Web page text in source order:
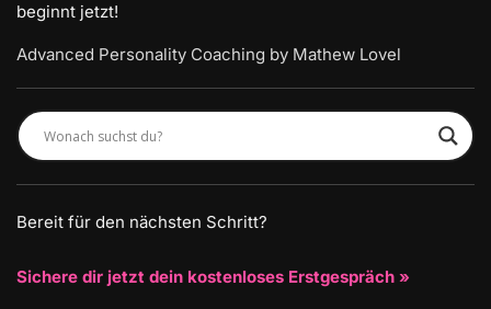
beginnt jetzt!
Advanced Personality Coaching by Mathew Lovel
Bereit für den nächsten Schritt?
Sichere dir jetzt dein kostenloses Erstgespräch »